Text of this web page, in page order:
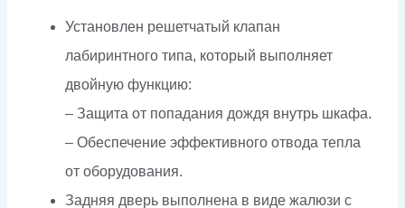
Установлен решетчатый клапан
лабиринтного типа, который выполняет
двойную функцию:
– Защита от попадания дождя внутрь шкафа.
– Обеспечение эффективного отвода тепла
от оборудования.
Задняя дверь выполнена в виде жалюзи с